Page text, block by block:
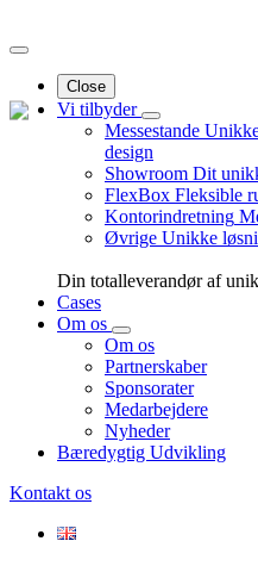
Close
Vi tilbyder
Messestande
design
Showroom Dit
FlexBox Fleksible
Kontorindretning
Øvrige Unikke
Din totalleverandør af
Cases
Om os
Om os
Partnerskaber
Sponsorater
Medarbejdere
Nyheder
Bæredygtig Udvikling
Kontakt os